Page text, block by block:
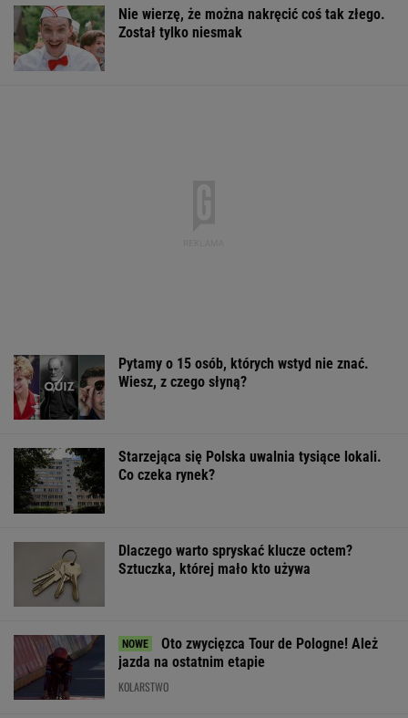
Nie wierzę, że można nakręcić coś tak złego.
Został tylko niesmak
Pytamy o 15 osób, których wstyd nie znać.
Wiesz, z czego słyną?
Starzejąca się Polska uwalnia tysiące lokali.
Co czeka rynek?
Dlaczego warto spryskać klucze octem?
Sztuczka, której mało kto używa
Oto zwycięzca Tour de Pologne! Ależ
jazda na ostatnim etapie
KOLARSTWO